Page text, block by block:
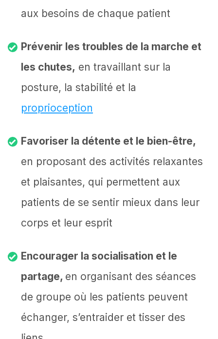
aux besoins de chaque patient
Prévenir les troubles de la marche et
les chutes, en travaillant sur la
posture, la stabilité et la
proprioception
Favoriser la détente et le bien-être,
en proposant des activités relaxantes
et plaisantes, qui permettent aux
patients de se sentir mieux dans leur
corps et leur esprit
Encourager la socialisation et le
partage, en organisant des séances
de groupe où les patients peuvent
échanger, s’entraider et tisser des